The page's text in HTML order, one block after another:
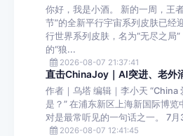
你好，我是小酒。 新的一周，王
节”的全新平行宇宙系列皮肤已经
行世界系列皮肤，名为“无尽之局
的“狼...
2026-08-07 21:37:41
直击ChinaJoy｜AI突进、老外
作者｜乌塔 编辑｜李小天 “China
是？” 在浦东新区上海新国际博
对是最常听见的一句话之一。 7
2026-08-07 12:41:45